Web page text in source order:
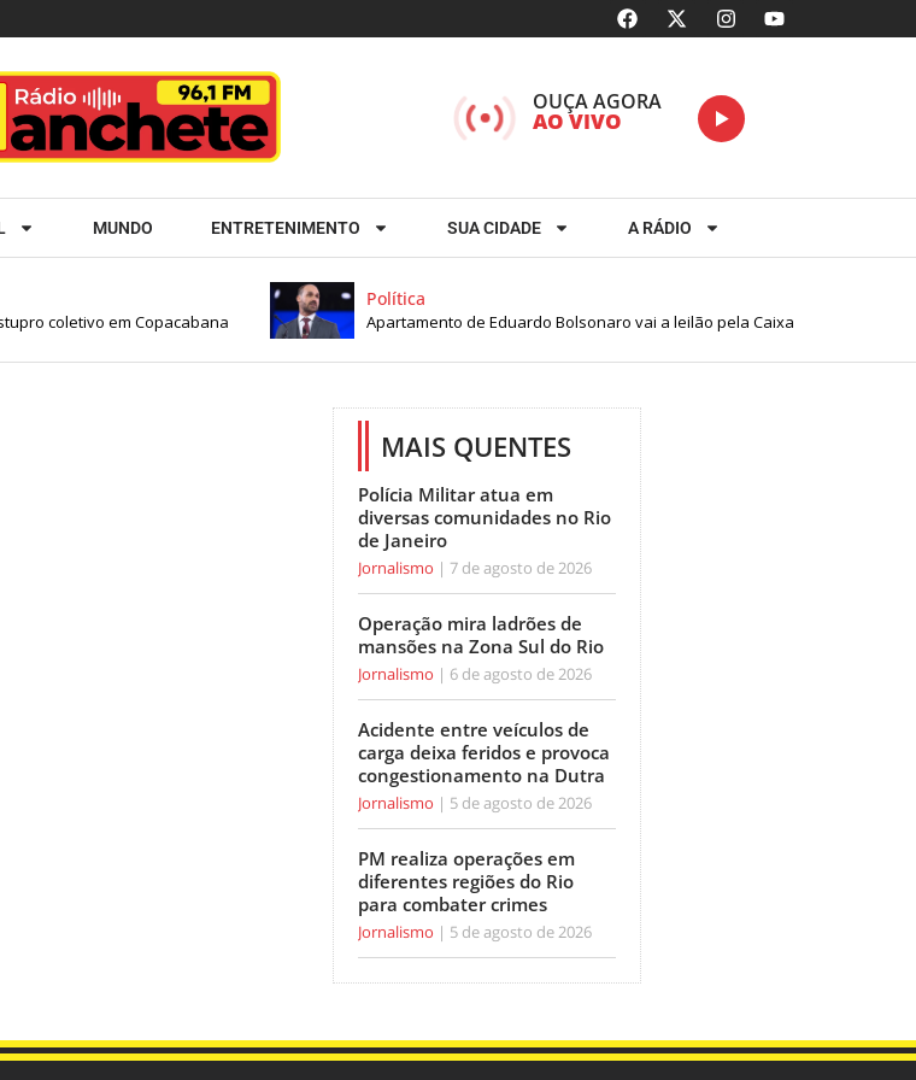
OUÇA AGORA
AO VIVO
MUNDO ENTRETENIMENTO SUA CIDADE A RÁDIO
coletivo em Copacabana
Política
Apartamento de Eduardo Bolsonaro vai a leilão pela Caixa
MAIS QUENTES
Polícia Militar atua em
diversas comunidades no Rio
de Janeiro
Jornalismo 7 de agosto de 2026
Operação mira ladrões de
mansões na Zona Sul do Rio
Jornalismo 6 de agosto de 2026
Acidente entre veículos de
carga deixa feridos e provoca
congestionamento na Dutra
Jornalismo 5 de agosto de 2026
PM realiza operações em
diferentes regiões do Rio
para combater crimes
Jornalismo 5 de agosto de 2026